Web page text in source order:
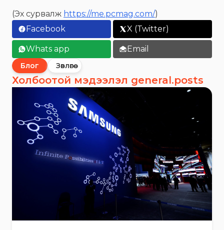
(Эх сурвалж https://me.pcmag.com/)
Facebook
X (Twitter)
Whats app Email
Блог Зөвлөгөө
Холбоотой мэдээлэл general.posts